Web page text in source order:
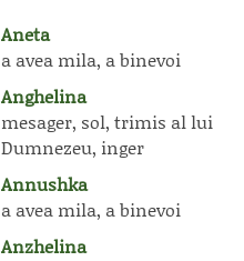
Aneta
a avea mila, a binevoi
Anghelina
mesager, sol, trimis al lui
Dumnezeu, inger
Annushka
a avea mila, a binevoi
Anzhelina